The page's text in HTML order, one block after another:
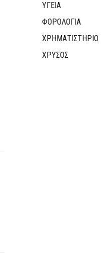
ΥΓΕΙΑ
ΦΟΡΟΛΟΓΙΑ
ΧΡΗΜΑΤΙΣΤΗΡΙΟ
ΧΡΥΣΟΣ